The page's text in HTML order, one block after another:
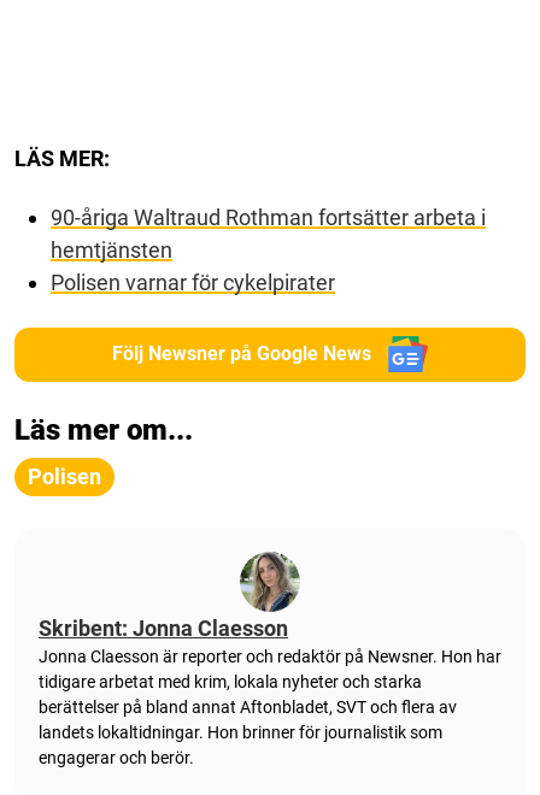
LÄS MER:
90-åriga Waltraud Rothman fortsätter arbeta i
hemtjänsten
Polisen varnar för cykelpirater
Följ Newsner på Google News
Läs mer om...
Polisen
Skribent: Jonna Claesson
Jonna Claesson är reporter och redaktör på Newsner. Hon har
tidigare arbetat med krim, lokala nyheter och starka
berättelser på bland annat Aftonbladet, SVT och flera av
landets lokaltidningar. Hon brinner för journalistik som
engagerar och berör.